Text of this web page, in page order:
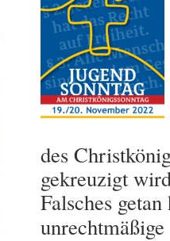
des
gekreuzigt
Falsches